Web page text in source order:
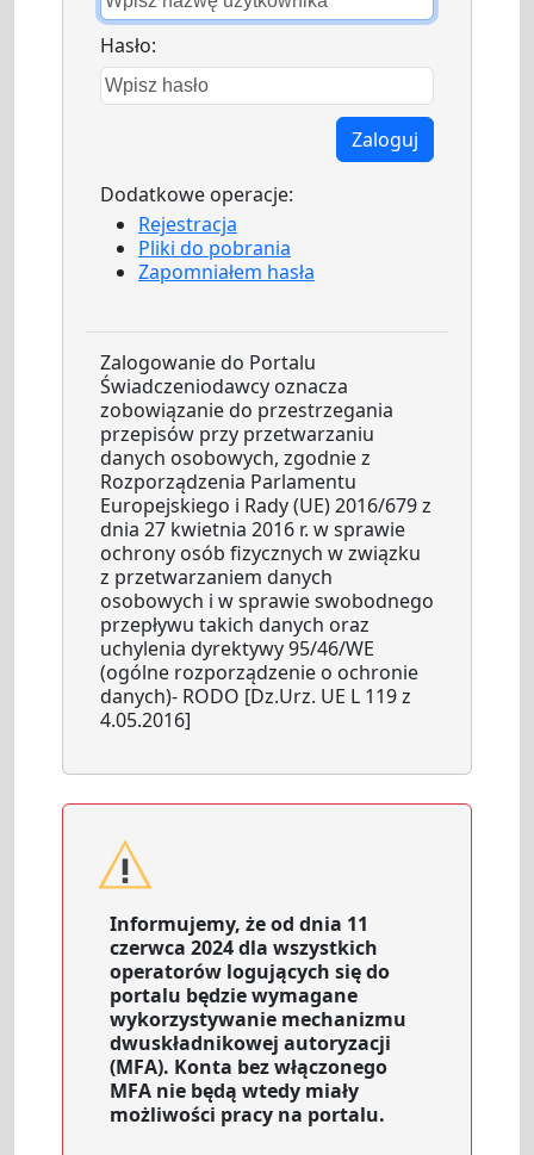
Hasło:
Zaloguj
Dodatkowe operacje:
Rejestracja
Pliki do pobrania
Zapomniałem hasła
Zalogowanie do Portalu
Świadczeniodawcy oznacza
zobowiązanie do przestrzegania
przepisów przy przetwarzaniu
danych osobowych, zgodnie z
Rozporządzenia Parlamentu
Europejskiego i Rady (UE) 2016/679 z
dnia 27 kwietnia 2016 r. w sprawie
ochrony osób fizycznych w związku
z przetwarzaniem danych
osobowych i w sprawie swobodnego
przepływu takich danych oraz
uchylenia dyrektywy 95/46/WE
(ogólne rozporządzenie o ochronie
danych)- RODO [Dz.Urz. UE L 119 z
4.05.2016]
Informujemy, że od dnia 11
czerwca 2024 dla wszystkich
operatorów logujących się do
portalu będzie wymagane
wykorzystywanie mechanizmu
dwuskładnikowej autoryzacji
(MFA). Konta bez włączonego
MFA nie będą wtedy miały
możliwości pracy na portalu.